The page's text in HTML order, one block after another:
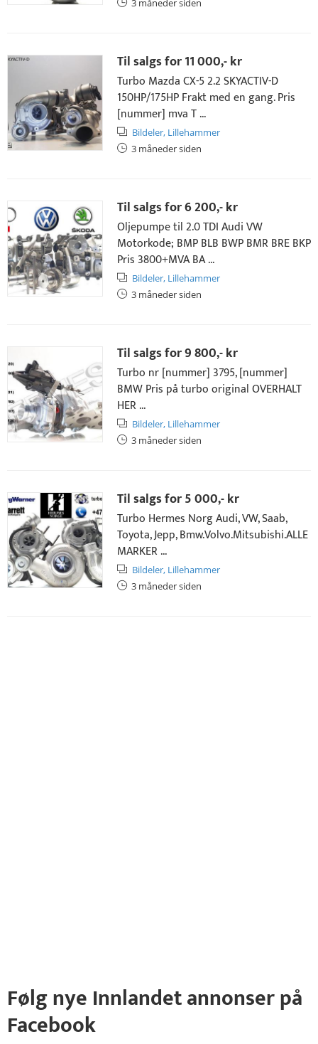
3 måneder siden
Til salgs for11 000,- kr
Turbo Mazda CX-5 2.2 SKYACTIV-D
150HP/175HP Frakt med en gang. Pris
[nummer] mva T ...
Bildeler, Lillehammer
3 måneder siden
Til salgs for6 200,- kr
Oljepumpe til 2.0 TDI Audi VW
Motorkode; BMP BLB BWP BMR BRE BKP
Pris 3800+MVA BA ...
Bildeler, Lillehammer
3 måneder siden
Til salgs for9 800,- kr
Turbo nr [nummer] 3795, [nummer]
BMW Pris på turbo original OVERHALT
HER ...
Bildeler, Lillehammer
3 måneder siden
Til salgs for5 000,- kr
Turbo Hermes Norg Audi, VW, Saab,
Toyota, Jepp, Bmw.Volvo.Mitsubishi.ALLE
MARKER ...
Bildeler, Lillehammer
3 måneder siden
Følg nye Innlandet annonser på
Facebook